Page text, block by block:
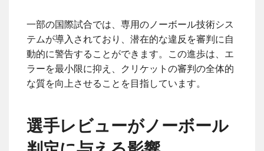
一部の国際試合では、専用のノーボール技術シス
テムが導入されており、潜在的な違反を審判に自
動的に警告することができます。この進歩は、エ
ラーを最小限に抑え、クリケットの審判の全体的
な質を向上させることを目指しています。
選手レビューがノーボール